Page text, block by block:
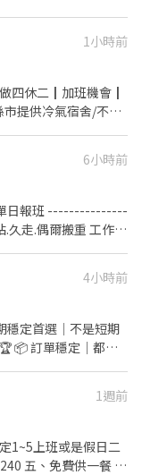
來牛家莊) 【主要產
下料機台操作/獨立
息時間】中餐40
休假制度】排休制
$260/H 薪資區間
資區間
人學習進度))
保、團保勞退
:@588wdhkl ➤記得
諮詢、仲介
體門市經營、正規公
日24:00前匯出⚠️ ✔
皆
名。請配合至完工
，上工前2-3天有可能
作崗位將依現場需求
後續錄用資格。 ✅主
估身體狀況。 ✅休
為準。 ✅收款戶非
意取消與當日臨時
班別 4️⃣ 工作經歷
『快速
1小時前
四休二┃加班機會┃
市提供冷氣宿舍/不住
金 第一、二個月
- 【職缺重點】 ▹內
試 ▸久站/久坐、可
: 做四休二 月休9-10
▸＄２６０固定日班
手續借支薪水 ✔ 轉
(截圖此篇內文
6小時前
單日報班 ---------------
走.偶爾搬重 工作地
宜
需要可以接受六日上
4小時前
穩定首選｜不是短期
📦 訂單穩定｜都有
上工 ✨ 🔔 穩定工作
｜工作不間斷 🔶 班
💰 薪資福利
1週前
1~5上班或是假日二
五、免費供一餐 電